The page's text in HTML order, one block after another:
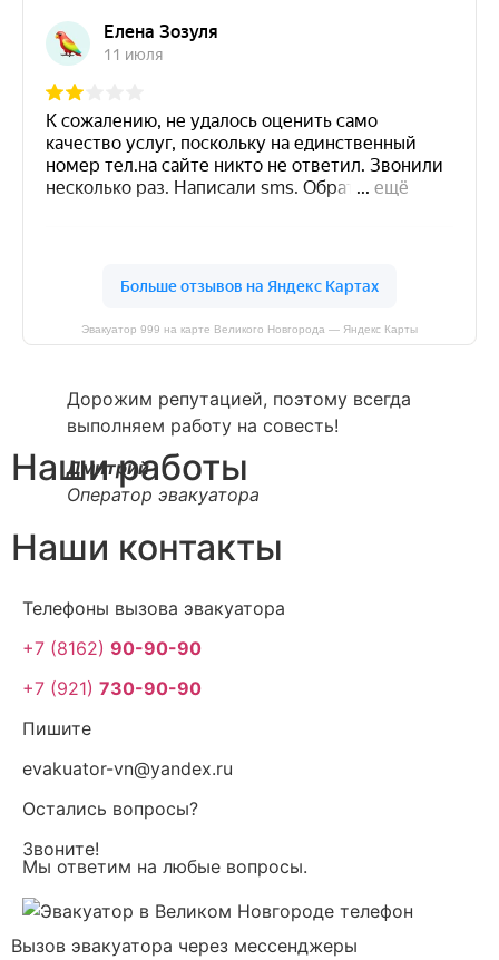
Эвакуатор 999 на карте Великого Новгорода — Яндекс Карты
Дорожим репутацией, поэтому всегда
выполняем работу на совесть!
Дмитрий
Оператор эвакуатора
Наши работы
Наши контакты
Телефоны вызова эвакуатора
+7 (8162) 90-90-90
+7 (921) 730-90-90
Пишите
evakuator-vn@yandex.ru
Остались вопросы?
Звоните!
Мы ответим на любые вопросы.
Вызов эвакуатора через мессенджеры